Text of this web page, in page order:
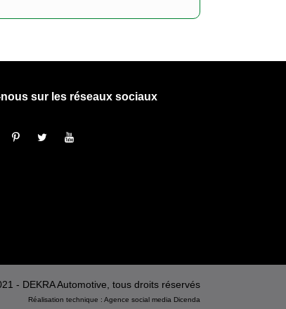
sur les réseaux sociaux
- DEKRA Automotive, tous droits réservés
Réalisation technique : Agence social media Dicenda